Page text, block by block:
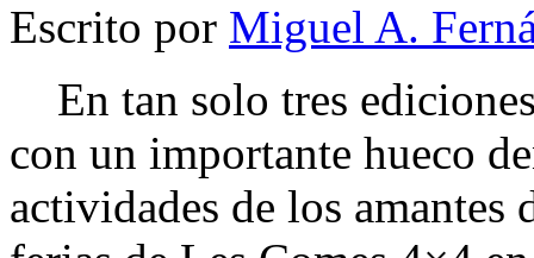
Escrito por Miguel A.
En tan solo tres
con un importante hueco
actividades de los